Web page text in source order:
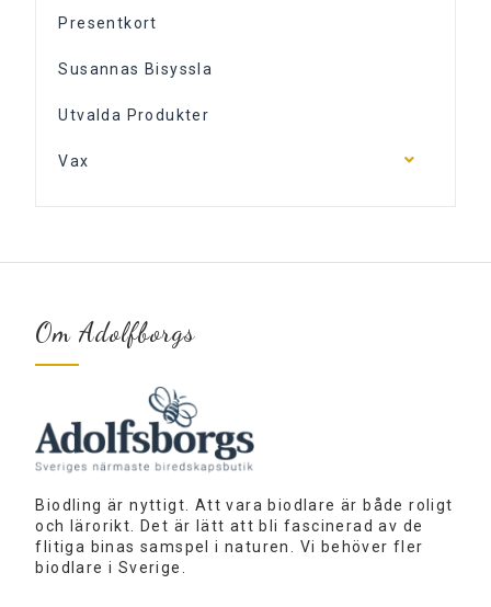
Presentkort
Susannas Bisyssla
Utvalda Produkter
Vax
Om Adolfborgs
Biodling är nyttigt. Att vara biodlare är både roligt
och lärorikt. Det är lätt att bli fascinerad av de
flitiga binas samspel i naturen. Vi behöver fler
biodlare i Sverige.